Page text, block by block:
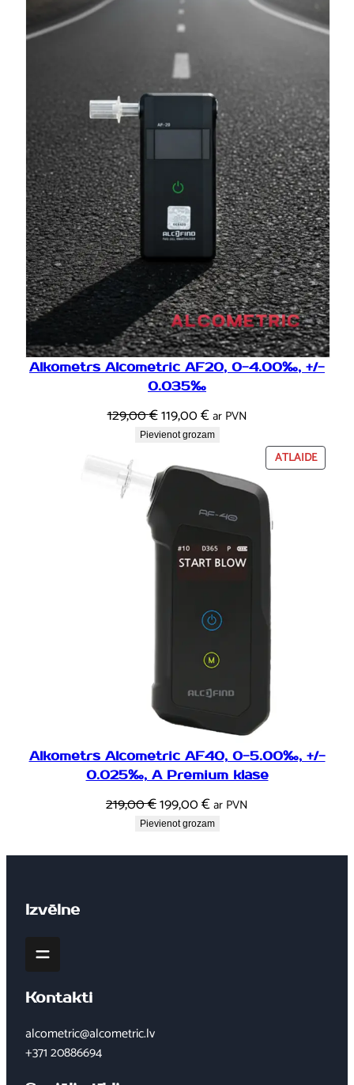
Alkometrs Alcometric AF20, 0-4.00‰, +/-
0.035‰
129,00€Original
price
129,00 €.
119,00€Current
price
119,00 €.
ar PVN
Pievienot grozam
ATLAIDEPRECEI
IR
Alkometrs Alcometric AF40, 0-5.00‰, +/-
0.025‰, A Premium klase
219,00€Original
price
199,00€Current
price
ar PVN
Pievienot grozam
Izvēlne
Kontakti
alcometric@alcometric.lv
+371 20886694